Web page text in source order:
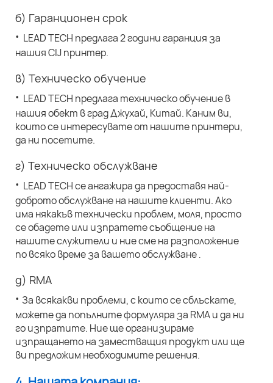
б) Гаранционен срок
· LEAD TECH предлага 2 години гаранция за
нашия CIJ принтер.
в) Техническо обучение
· LEAD TECH предлага техническо обучение в
нашия обект в град Джухай, Китай. Каним ви,
които се интересувате от нашите принтери,
да ни посетите.
г) Техническо обслужване
· LEAD TECH се ангажира да предоставя най-
доброто обслужване на нашите клиенти. Ако
има някакъв технически проблем, моля, просто
се обадете или изпратете съобщение на
нашите служители и ние сме на разположение
по всяко време за вашето обслужване .
д) RMA
· За всякакви проблеми, с които се сблъскате,
можете да попълните формуляра за RMA и да ни
го изпратите. Ние ще организираме
изпращането на заместващия продукт или ще
ви предложим необходимите решения.